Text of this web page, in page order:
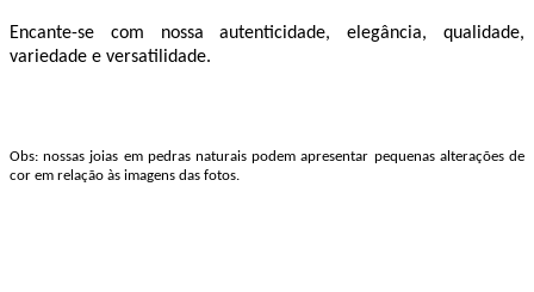
Encante-se com nossa autenticidade, elegância, qualidade,
variedade e versatilidade.
Obs: nossas joias em pedras naturais podem apresentar pequenas alterações de
cor em relação às imagens das fotos.